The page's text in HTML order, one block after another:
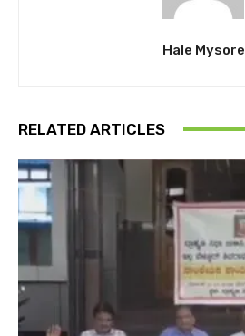
Hale Mysore
RELATED ARTICLES